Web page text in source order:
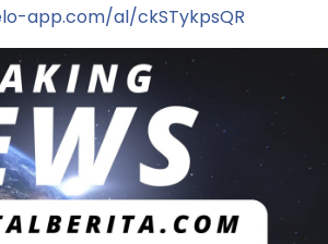
app.com/al/ckSTykpsQR